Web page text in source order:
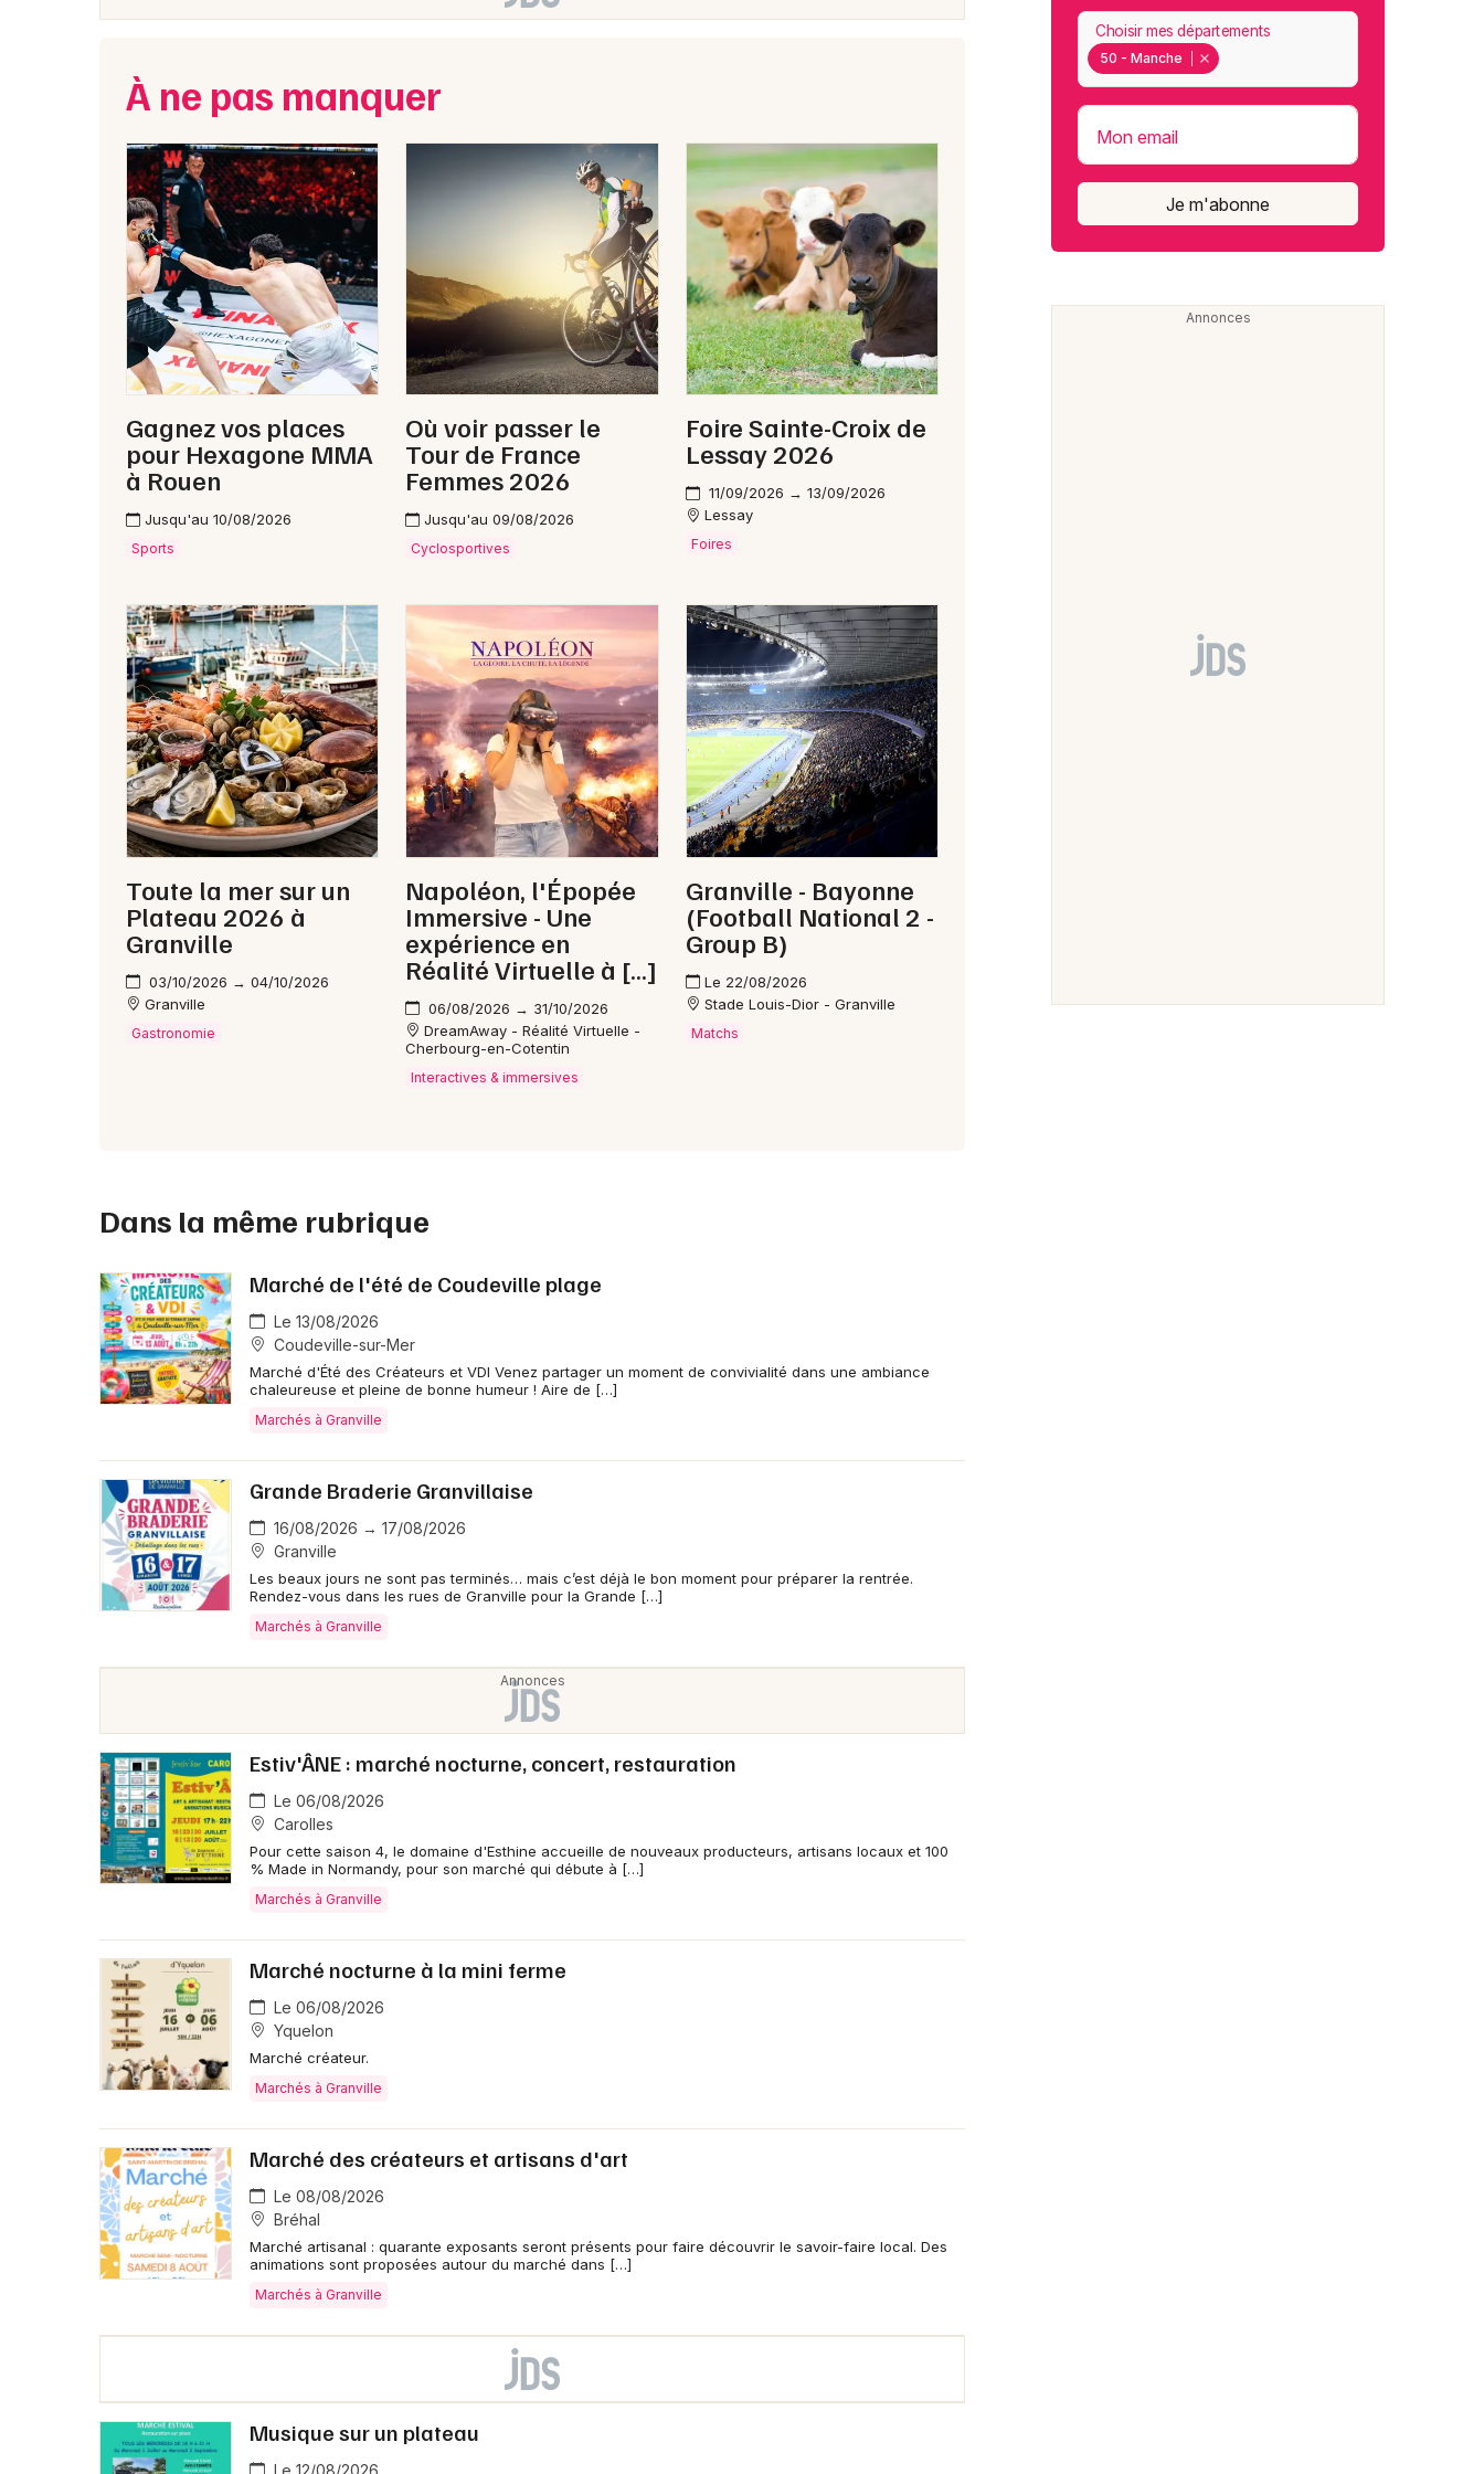
Mon email
Je m'abonne
À ne pas manquer
Gagnez vos places
pour Hexagone MMA
à Rouen
Jusqu'au 10/08/2026
Sports
Où voir passer le
Tour de France
Femmes 2026
Jusqu'au 09/08/2026
Cyclosportives
Foire Sainte-Croix de
Lessay 2026
11/09/2026 → 13/09/2026
Lessay
Foires
Toute la mer sur un
Plateau 2026 à
Granville
03/10/2026 → 04/10/2026
Granville
Gastronomie
Napoléon, l'Épopée
Immersive - Une
expérience en
Réalité Virtuelle à […]
06/08/2026 → 31/10/2026
DreamAway - Réalité Virtuelle -
Cherbourg-en-Cotentin
Interactives & immersives
Granville - Bayonne
(Football National 2 -
Group B)
Le 22/08/2026
Stade Louis-Dior - Granville
Matchs
Dans la même rubrique
Marché de l'été de Coudeville plage
Le 13/08/2026
Coudeville-sur-Mer
Marché d'Été des Créateurs et VDI Venez partager un moment de convivialité dans une ambiance
chaleureuse et pleine de bonne humeur ! Aire de […]
Marchés à Granville
Grande Braderie Granvillaise
16/08/2026 → 17/08/2026
Granville
Les beaux jours ne sont pas terminés… mais c’est déjà le bon moment pour préparer la rentrée.
Rendez-vous dans les rues de Granville pour la Grande […]
Marchés à Granville
Estiv'ÂNE : marché nocturne, concert, restauration
Le 06/08/2026
Carolles
Pour cette saison 4, le domaine d'Esthine accueille de nouveaux producteurs, artisans locaux et 100
% Made in Normandy, pour son marché qui débute à […]
Marchés à Granville
Marché nocturne à la mini ferme
Le 06/08/2026
Yquelon
Marché créateur.
Marchés à Granville
Marché des créateurs et artisans d'art
Le 08/08/2026
Bréhal
Marché artisanal : quarante exposants seront présents pour faire découvrir le savoir-faire local. Des
animations sont proposées autour du marché dans […]
Marchés à Granville
Musique sur un plateau
Le 12/08/2026
50 - Manche
Choisir mes départements
Mon email
Je m'abonne